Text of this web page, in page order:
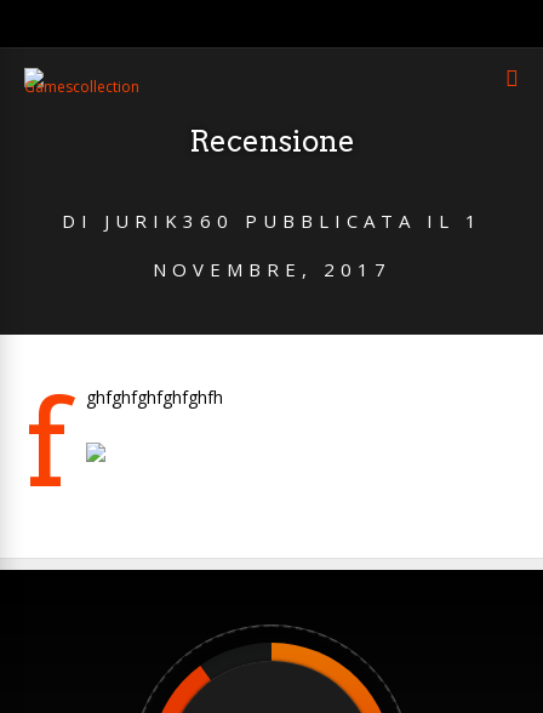
Recensione
DI JURIK360 PUBBLICATA IL 1
NOVEMBRE, 2017
f ghfghfghfghfghfh